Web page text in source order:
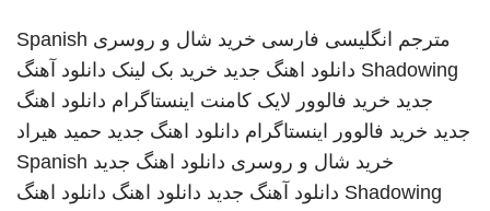
مترجم انگلیسی فارسی خرید شال و روسری Spanish
Shadowing دانلود اهنگ جدید خرید بک لینک دانلود آهنگ
جدید خرید فالوور لایک کامنت اینستاگرام دانلود اهنگ
جدید خرید فالوور اینستاگرام دانلود اهنگ جدید حمید هیراد
خرید شال و روسری دانلود اهنگ جدید Spanish
Shadowing دانلود آهنگ جدید دانلود اهنگ دانلود اهنگ